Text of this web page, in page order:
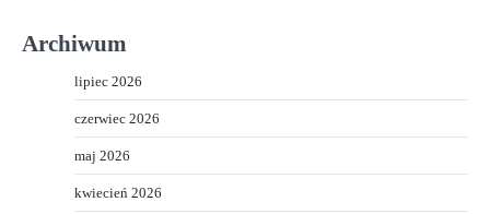
Archiwum
lipiec 2026
czerwiec 2026
maj 2026
kwiecień 2026